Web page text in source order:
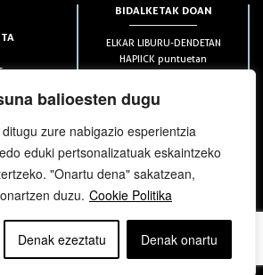
balioesten dugu
zure nabigazio esperientzia
eduki pertsonalizatuak eskaintzeko
"Onartu dena" sakatzean,
duzu. Cookie Politika
Denak ezeztatu Denak onartu
BIDALKETAK DOAN
ELKAR LIBURU-DENDETAN
HAPIICK puntuetan
(soilik penintsulan)